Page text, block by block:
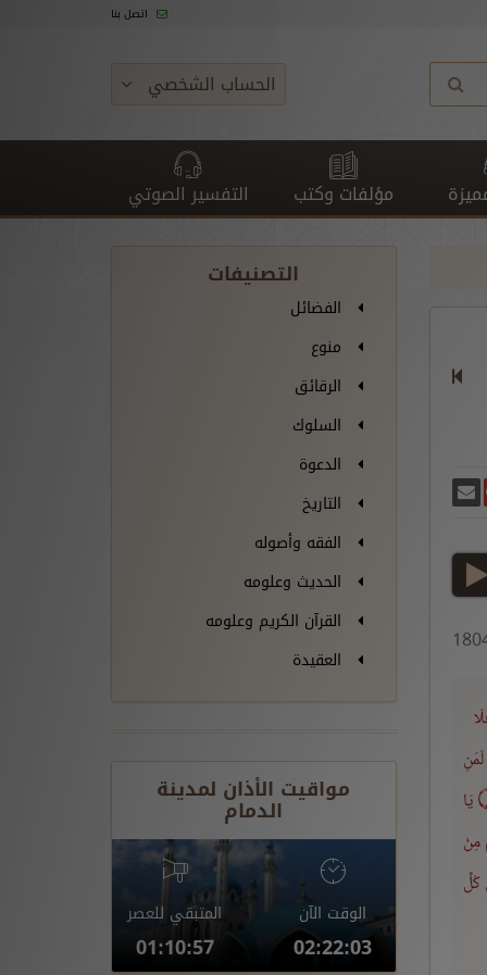
اتصل بنا
الحساب الشخصي
مؤلفات وكتب التفسير الصوتي
شارك على غوغل بلس
۝ يَا
مِنْ
كُلِّ
التصنيفات
الفضائل
منوع
الرقائق
السلوك
الدعوة
التاريخ
الفقه وأصوله
الحديث وعلومه
القرآن الكريم وعلومه
العقيدة
مواقيت الأذان لمدينة
الدمام
الوقت الآن
02:22:04
المتبقي للعصر
01:10:56